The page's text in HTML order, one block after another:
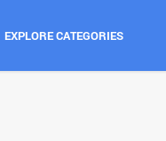
EXPLORE CATEGORIES